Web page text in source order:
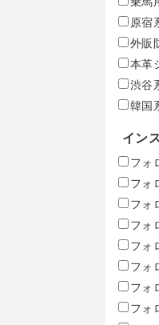
原宿
外販
本革
渋谷
韓国
イン
フォ
フォ
フォ
フォ
フォ
フォ
フォ
フォ